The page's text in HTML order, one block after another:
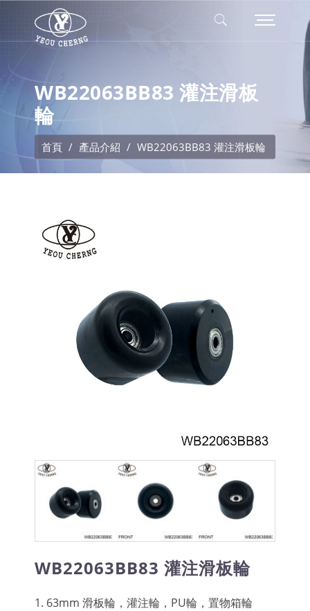
WB22063BB83 灌注滑板
輪
首頁 產品介紹 WB22063BB83 灌注滑板輪
WB22063BB83 灌注滑板輪
1. 63mm 滑板輪，灌注輪，PU輪，置物箱輪